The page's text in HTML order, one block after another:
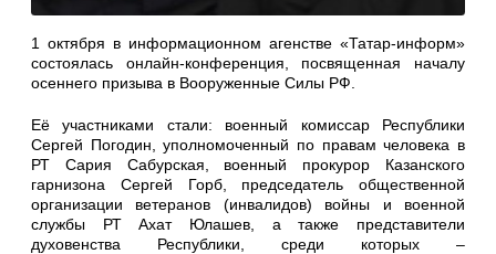
1 октября в информационном агенстве «Татар-информ»
состоялась онлайн-конференция, посвященная началу
осеннего призыва в Вооруженные Силы РФ.
Её участниками стали: военный комиссар Республики
Сергей Погодин, уполномоченный по правам человека в
РТ Сария Сабурская, военный прокурор Казанского
гарнизона Сергей Горб, председатель общественной
организации ветеранов (инвалидов) войны и военной
службы РТ Ахат Юлашев, а также представители
духовенства Республики, среди которых –